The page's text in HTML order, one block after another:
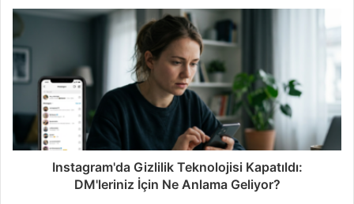
Instagram'da Gizlilik Teknolojisi Kapatıldı:
DM'leriniz İçin Ne Anlama Geliyor?